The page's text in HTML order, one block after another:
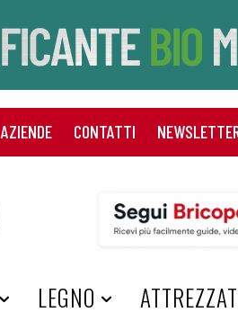
AZIENDE CONTATTI
LEGNO